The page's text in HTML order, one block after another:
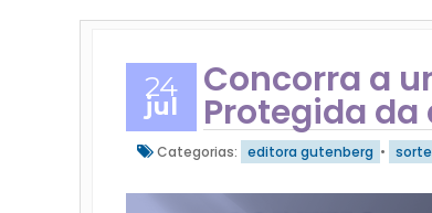
24
jul
Concorra a
Protegida da
Categorias: editora gutenberg •